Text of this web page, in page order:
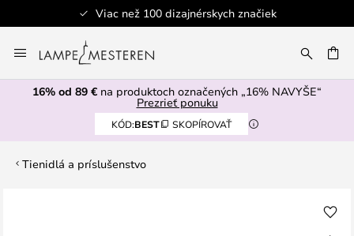
Viac než 100 dizajnérskych značiek
to
Content
16% od 89 € na produktoch označených „16% NAVYŠE“
Prezrieť ponuku
KÓD:BEST SKOPÍROVAŤ
Tienidlá a príslušenstvo